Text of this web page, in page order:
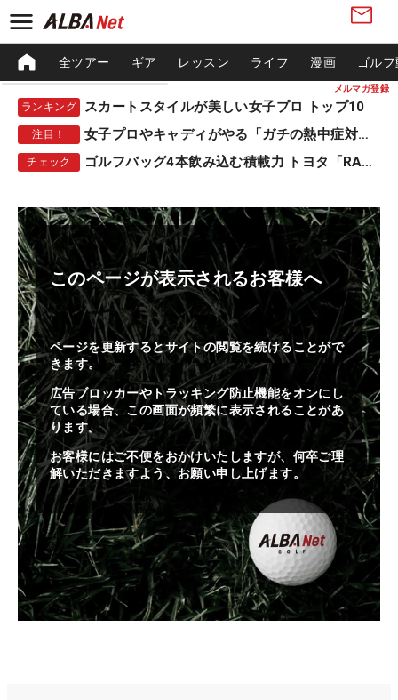
メルマガ登録
全ツアー ギア レッスン ライフ 漫画 ゴル
ランキング スカートスタイルが美しい女子プロ トップ10
注目！ 女子プロやキャディがやる「ガチの熱中症対策」
チェック ゴルフバッグ4本飲み込む積載力 トヨタ「RAV4」
このページが表示されるお客様へ
ページを更新するとサイトの閲覧を続けることがで
きます。
広告ブロッカーやトラッキング防止機能をオンにし
ている場合、この画面が頻繁に表示されることがあ
ります。
お客様にはご不便をおかけいたしますが、何卒ご理
解いただきますよう、お願い申し上げます。